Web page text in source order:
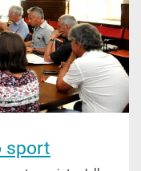
sport